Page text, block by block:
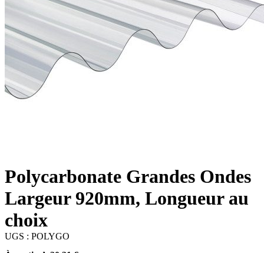
Polycarbonate Grandes Ondes
Largeur 920mm, Longueur au
choix
UGS : POLYGO